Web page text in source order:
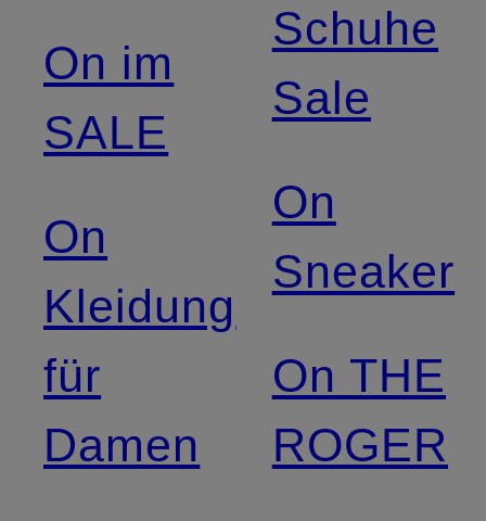
On im
SALE
On
Kleidung
für
Damen
Schuhe
Sale
On
Sneaker
On THE
ROGER